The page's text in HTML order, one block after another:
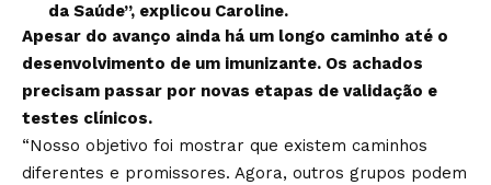
da Saúde”, explicou Caroline.
Apesar do avanço ainda há um longo caminho até o
desenvolvimento de um imunizante. Os achados
precisam passar por novas etapas de validação e
testes clínicos.
“Nosso objetivo foi mostrar que existem caminhos
diferentes e promissores. Agora, outros grupos podem